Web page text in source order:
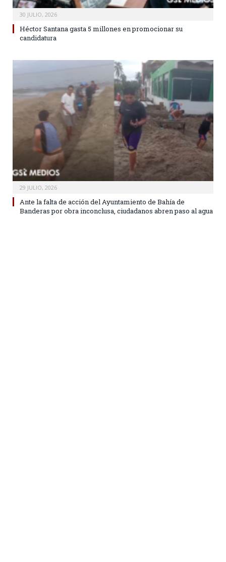
30 JULIO, 2026
Héctor Santana gasta 5 millones en promocionar su
candidatura
29 JULIO, 2026
Ante la falta de acción del Ayuntamiento de Bahía de
Banderas por obra inconclusa, ciudadanos abren paso al agua